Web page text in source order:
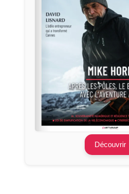
Découvrir